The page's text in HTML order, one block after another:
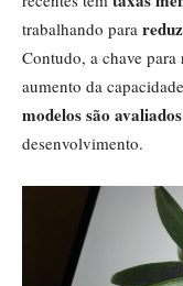
trabalhando para
Contudo, a chave
aumento da
modelos são
desenvolvimento.